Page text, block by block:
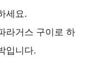
세요.
라거스 구이로 하
입니다.